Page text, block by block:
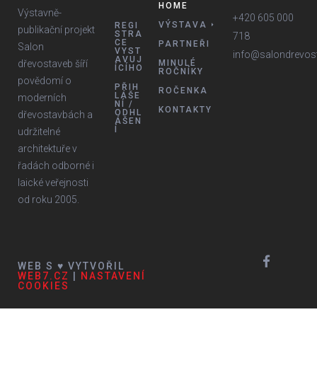
Výstavně-
publikační projekt
Salon
dřevostaveb šíří
povědomí o
moderních
dřevostavbách a
udržitelné
architektuře v
řadách odborné i
laické veřejnosti
od roku 2005.
REGI
STRA
CE
VYST
AVUJ
ÍCÍHO
PŘIH
LÁŠE
NÍ /
ODHL
ÁŠEN
HOME
VÝSTAVA
PARTNEŘI
MINULÉ
ROČNÍKY
ROČENKA
KONTAKTY
+420 605 000
718
WEB S ♥ VYTVOŘIL
WEB7.CZ
NASTAVENÍ
COOKIES